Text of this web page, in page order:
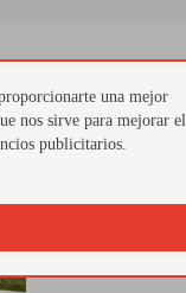
una mejor
nos sirve para mejorar el
publicitarios.